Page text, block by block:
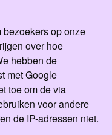
op onze
over hoe
hebben de
met Google
toe om de via
voor andere
de IP-adressen niet.